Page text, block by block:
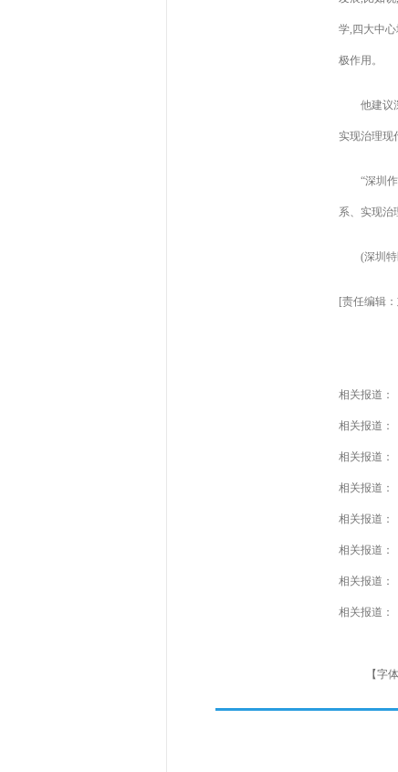
学,四大中
极作用。
他建议
实现治理现
“深圳
系、实现治
(深圳
[责任编辑
相关报道：
相关报道：
相关报道：
相关报道：
相关报道：
相关报道：
相关报道：
相关报道：
【字